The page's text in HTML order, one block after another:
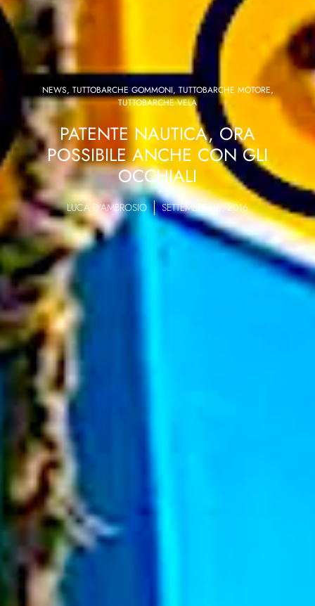
NEWS, TUTTOBARCHE GOMMONI,TUTTOBARCHE MOTORE,
TUTTOBARCHE VELA
PATENTE NAUTICA, ORA
POSSIBILE ANCHE CON GLI
OCCHIALI
LUCA D'AMBROSIO SETTEMBRE 26, 2016